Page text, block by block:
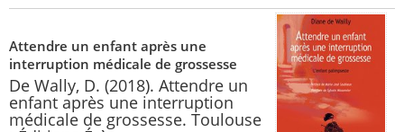
Attendre un enfant après une
interruption médicale de grossesse
De Wally, D. (2018). Attendre un
enfant après une interruption
médicale de grossesse. Toulouse